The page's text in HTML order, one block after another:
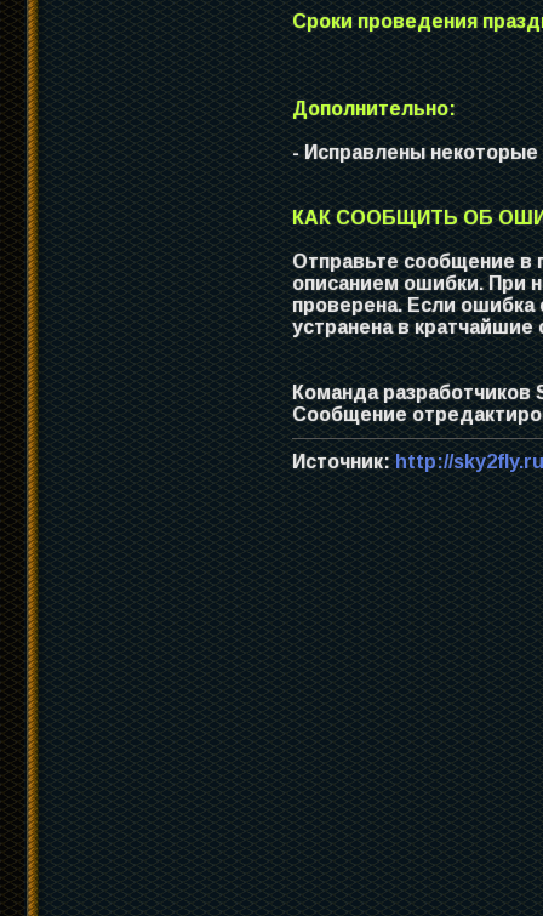
Сроки проведения
Дополнительно:
- Исправлены
КАК СООБЩИТЬ ОБ
Отправьте сообщение в
описанием ошибки. При
проверена. Если
устранена в кратчайшие
Команда разработчиков
Сообщение
Источник: http://